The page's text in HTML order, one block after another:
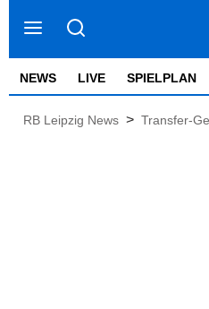
NEWS LIVE SPIELPLAN
RB Leipzig News > Transfer-